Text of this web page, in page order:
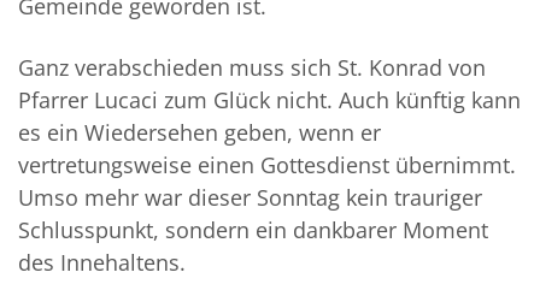
Ganz verabschieden muss sich St. Konrad von
Pfarrer Lucaci zum Glück nicht. Auch künftig kann
es ein Wiedersehen geben, wenn er
vertretungsweise einen Gottesdienst übernimmt.
Umso mehr war dieser Sonntag kein trauriger
Schlusspunkt, sondern ein dankbarer Moment
des Innehaltens.